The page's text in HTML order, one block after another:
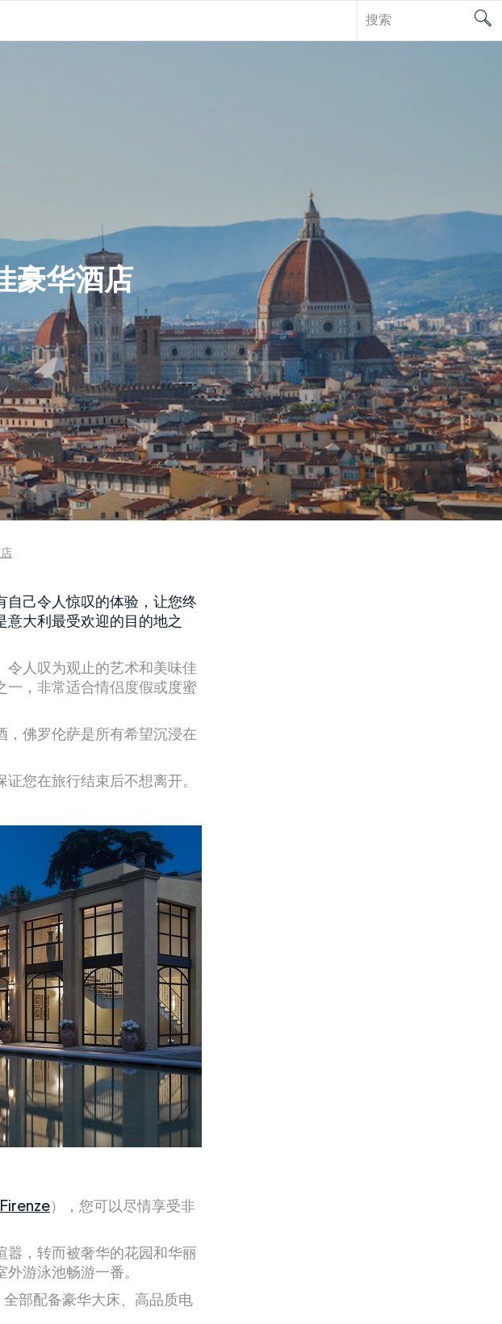
豪华酒店
己令人惊叹的体验，让您终
大利最受欢迎的目的地之
人叹为观止的艺术和美味佳
一，非常适合情侣度假或度蜜
，佛罗伦萨是所有希望沉浸在
您在旅行结束后不想离开。
），您可以尽情享受非
嚣，转而被奢华的花园和华丽
游泳池畅游一番。
部配备豪华大床、高品质电